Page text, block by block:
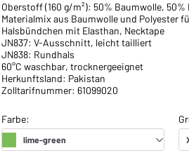
Oberstoff (160 g/m²): 50% Baumwolle, 50%
Materialmix aus Baumwolle und Polyester
Halsbündchen mit Elasthan, Necktape
JN837: V-Ausschnitt, leicht tailliert
JN838: Rundhals
60°C waschbar, trocknergeeignet
Herkunftsland: Pakistan
Zolltarifnummer: 61099020